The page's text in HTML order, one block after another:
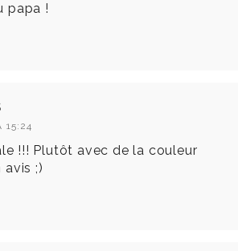
papa !
15:24
!!! Plutôt avec de la couleur
avis ;)